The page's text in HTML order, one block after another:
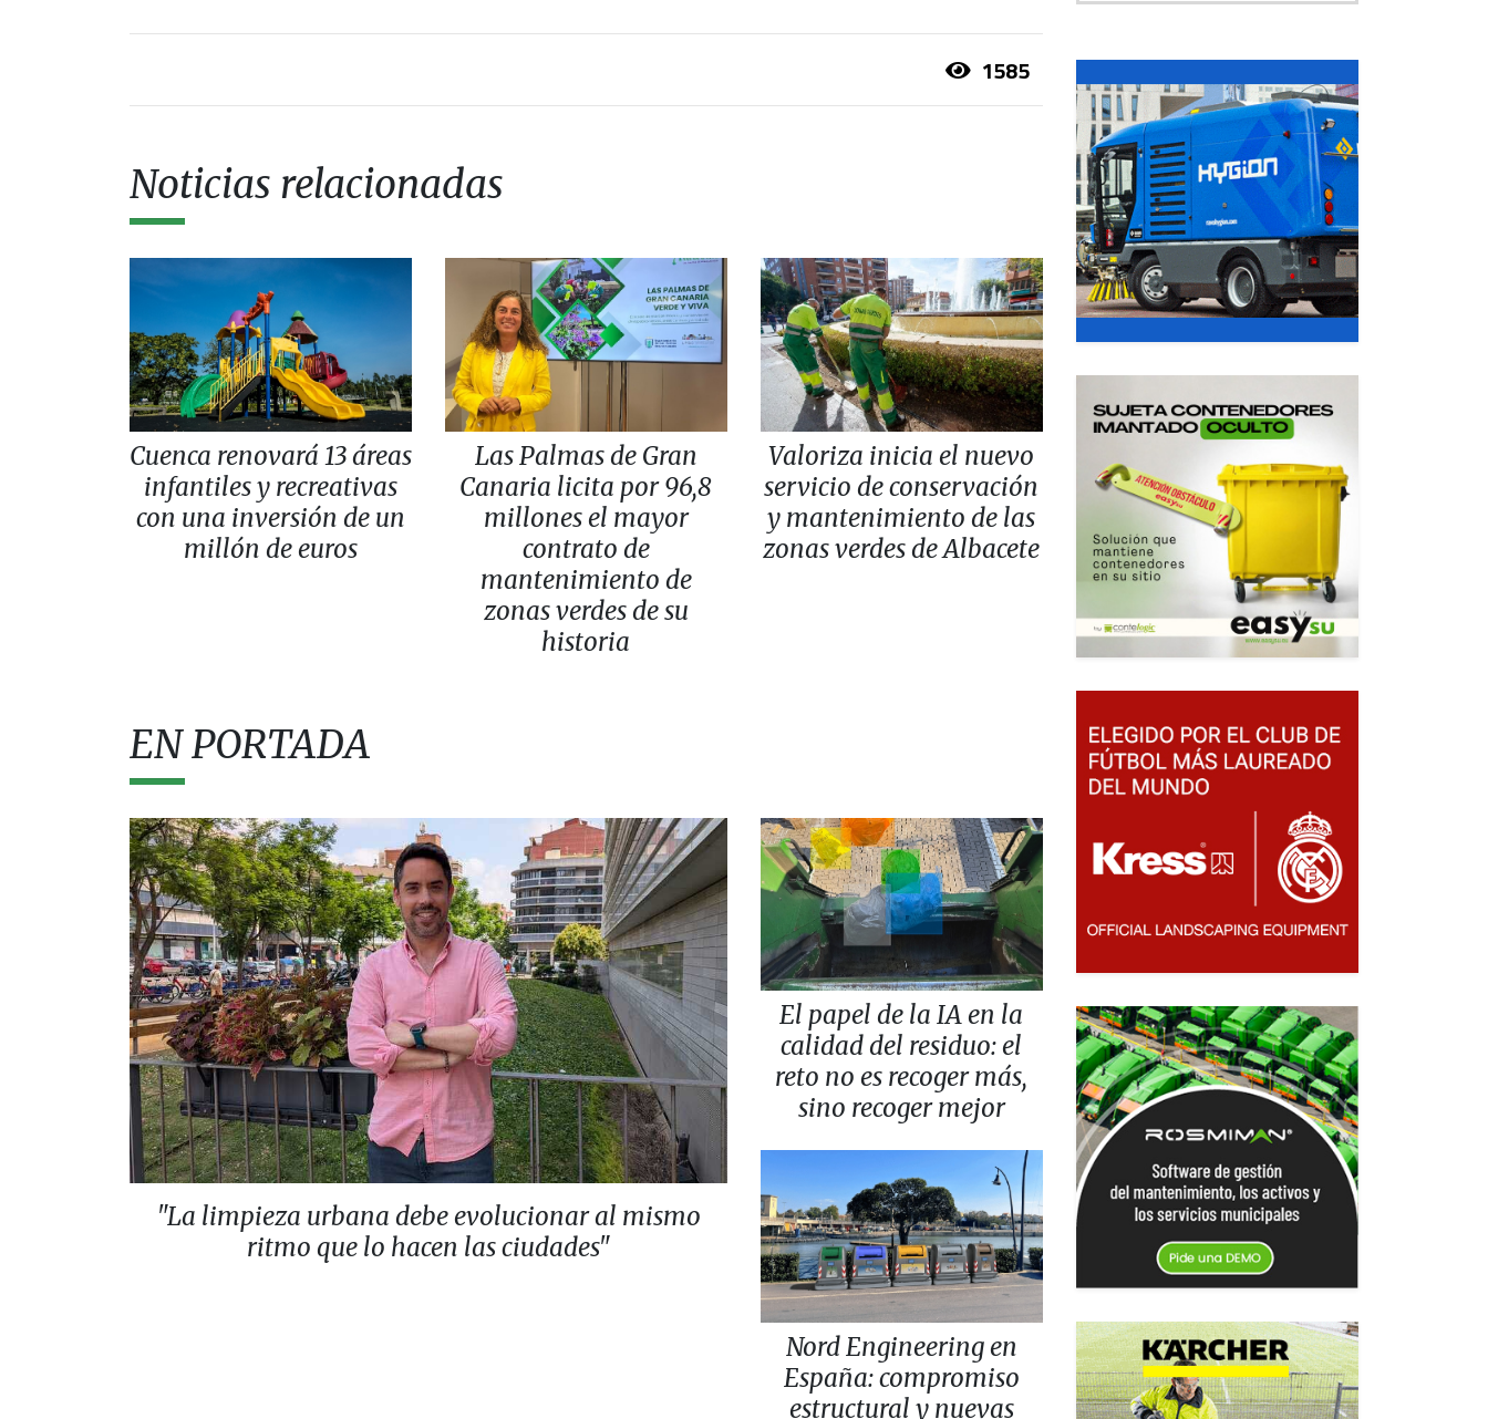
1585
Noticias relacionadas
Cuenca renovará 13 áreas
infantiles y recreativas
con una inversión de un
millón de euros
Las Palmas de Gran
Canaria licita por 96,8
millones el mayor
contrato de
mantenimiento de
zonas verdes de su
historia
Valoriza inicia el nuevo
servicio de conservación
y mantenimiento de las
zonas verdes de Albacete
EN PORTADA
"La limpieza urbana debe evolucionar al mismo
ritmo que lo hacen las ciudades"
El papel de la IA en la
calidad del residuo: el
reto no es recoger más,
sino recoger mejor
Nord Engineering en
España: compromiso
estructural y nuevas